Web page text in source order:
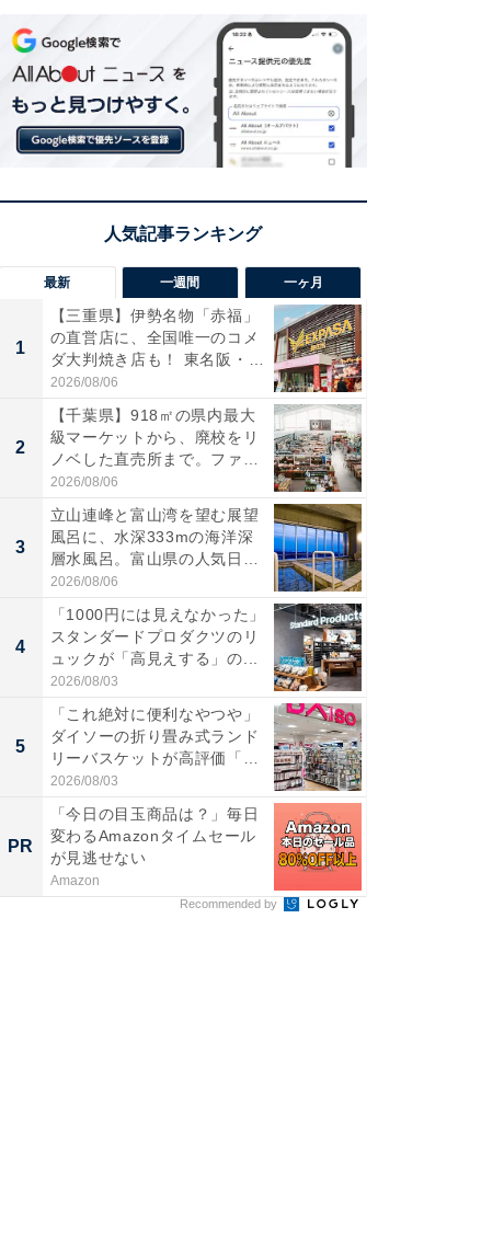
最新 一週間 一ヶ月
1
【三重県】伊勢名物「赤福」
の直営店に、全国唯一のコメ
ダ大判焼き店も！ 東名阪・
伊...
2026/08/06
2
【千葉県】918㎡の県内最大
級マーケットから、廃校をリ
ノベした直売所まで。ファ
ー...
2026/08/06
3
立山連峰と富山湾を望む展望
風呂に、水深333mの海洋深
層水風呂。富山県の人気日
帰...
2026/08/06
4
「1000円には見えなかった」
スタンダードプロダクツのリ
ュックが「高見えする」の...
2026/08/03
5
「これ絶対に便利なやつや」
ダイソーの折り畳み式ランド
リーバスケットが高評価「使
わ...
2026/08/03
PR
「今日の目玉商品は？」毎日
変わるAmazonタイムセール
が見逃せない
Amazon
Recommended by